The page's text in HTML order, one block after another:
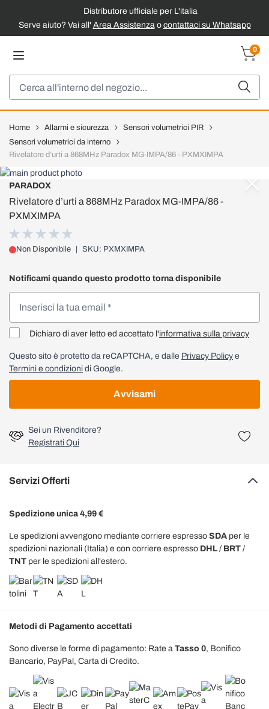
Distributore ufficiale per L'italia
Serve aiuto? Vai all' Area Assistenzao contattaci su Whatsapp
0
Home Allarmi e sicurezza
Sensori volumetrici PIR
Sensori volumetrici da interno
Rivelatore d’urti a 868MHz Paradox MG-IMPA/86 - PXMXIMPA
PARADOX
Rivelatore d’urti a 868MHz Paradox MG-IMPA/86 -
PXMXIMPA
Non Disponibile SKU: PXMXIMPA
Notificami quando questo prodotto torna disponibile
Dichiaro di aver letto ed accettato l'informativa sulla privacy
Questo sito è protetto da reCAPTCHA, e dalle Privacy Policy e
Termini e condizioni di Google.
Avvisami
Sei un Rivenditore?
Registrati Qui
Servizi Offerti
Spedizione unica 4,99 €
Le spedizioni avvengono mediante corriere espresso SDA per le
spedizioni nazionali (Italia) e con corriere espresso DHL / BRT /
TNT per le spedizioni all'estero.
Metodi di Pagamento accettati
Sono diverse le forme di pagamento: Rate a Tasso 0, Bonifico
Bancario, PayPal, Carta di Credito.